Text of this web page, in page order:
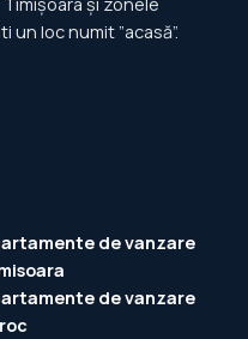
loc numit ”acasă”.
de vanzare
de vanzare